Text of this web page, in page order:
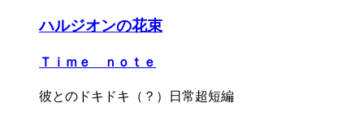
ハルジオンの花束
Ｔｉｍｅ ｎｏｔｅ
彼とのドキドキ（？）日常超短編